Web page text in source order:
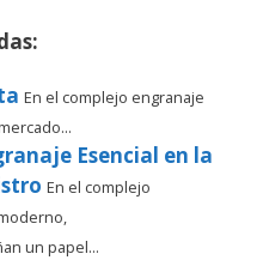
En el complejo engranaje
Esencial en la
En el complejo
un papel...